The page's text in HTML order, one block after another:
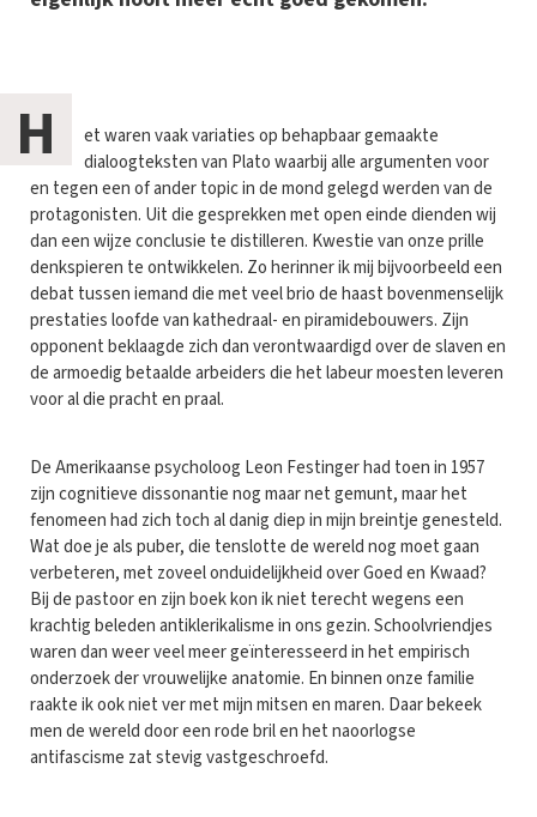
H
et waren vaak variaties op behapbaar gemaakte
dialoogteksten van Plato waarbij alle argumenten voor
en tegen een of ander topic in de mond gelegd werden van de
protagonisten. Uit die gesprekken met open einde dienden wij
dan een wijze conclusie te distilleren. Kwestie van onze prille
denkspieren te ontwikkelen. Zo herinner ik mij bijvoorbeeld een
debat tussen iemand die met veel brio de haast bovenmenselijk
prestaties loofde van kathedraal- en piramidebouwers. Zijn
opponent beklaagde zich dan verontwaardigd over de slaven en
de armoedig betaalde arbeiders die het labeur moesten leveren
voor al die pracht en praal.
De Amerikaanse psycholoog Leon Festinger had toen in 1957
zijn cognitieve dissonantie nog maar net gemunt, maar het
fenomeen had zich toch al danig diep in mijn breintje genesteld.
Wat doe je als puber, die tenslotte de wereld nog moet gaan
verbeteren, met zoveel onduidelijkheid over Goed en Kwaad?
Bij de pastoor en zijn boek kon ik niet terecht wegens een
krachtig beleden antiklerikalisme in ons gezin. Schoolvriendjes
waren dan weer veel meer geïnteresseerd in het empirisch
onderzoek der vrouwelijke anatomie. En binnen onze familie
raakte ik ook niet ver met mijn mitsen en maren. Daar bekeek
men de wereld door een rode bril en het naoorlogse
antifascisme zat stevig vastgeschroefd.